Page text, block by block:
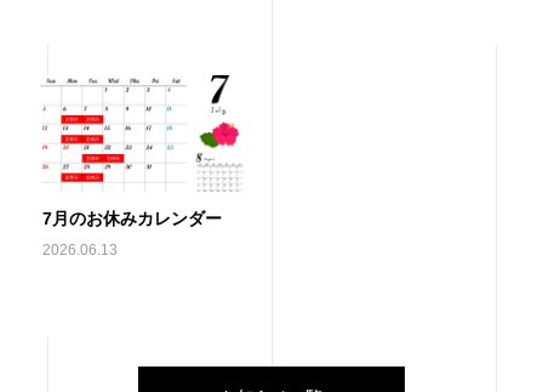
7月のお休みカレンダー
2026.06.13